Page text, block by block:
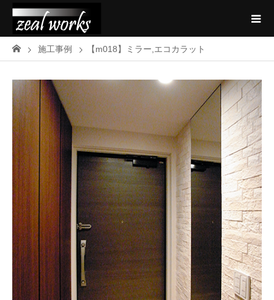
施工事例 【m018】ミラー,エコカラット